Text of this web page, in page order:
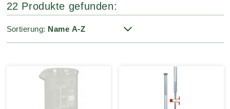
22 Produkte gefunden:
Sortierung: